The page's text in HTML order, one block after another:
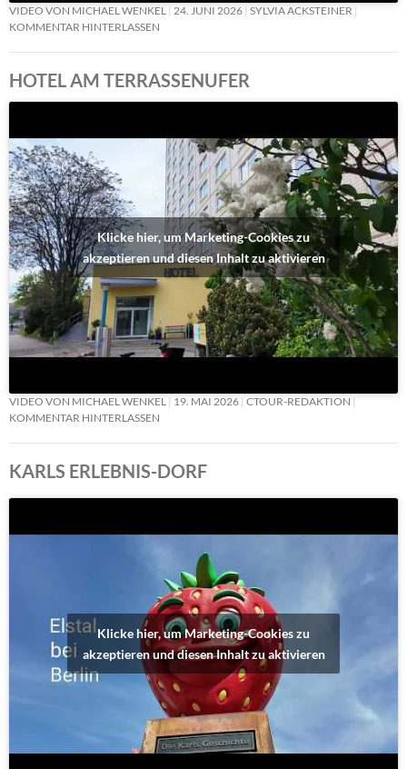
VIDEO VON MICHAEL WENKEL 24. JUNI 2026 SYLVIA ACKSTEINER
KOMMENTAR HINTERLASSEN
HOTEL AM TERRASSENUFER
Klicke hier, um Marketing-Cookies zu
akzeptieren und diesen Inhalt zu aktivieren
VIDEO VON MICHAEL WENKEL 19. MAI 2026 CTOUR-REDAKTION
KOMMENTAR HINTERLASSEN
KARLS ERLEBNIS-DORF
Klicke hier, um Marketing-Cookies zu
akzeptieren und diesen Inhalt zu aktivieren